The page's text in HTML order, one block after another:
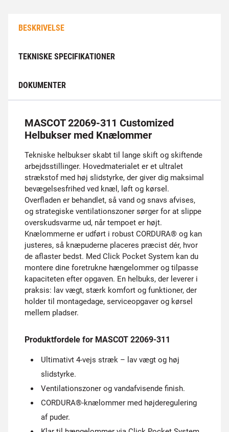
BESKRIVELSE
TEKNISKE SPECIFIKATIONER
DOKUMENTER
MASCOT 22069-311 Customized
Helbukser med Knælommer
Tekniske helbukser skabt til lange skift og skiftende
arbejdsstillinger. Hovedmaterialet er et ultralet
strækstof med høj slidstyrke, der giver dig maksimal
bevægelsesfrihed ved knæl, løft og kørsel.
Overfladen er behandlet, så vand og snavs afvises,
og strategiske ventilationszoner sørger for at slippe
overskudsvarme ud, når tempoet er højt.
Knælommerne er udført i robust CORDURA® og kan
justeres, så knæpuderne placeres præcist dér, hvor
de aflaster bedst. Med Click Pocket System kan du
montere dine foretrukne hængelommer og tilpasse
kapaciteten efter opgaven. En helbuks, der leverer i
praksis: lav vægt, stærk komfort og funktioner, der
holder til montagedage, serviceopgaver og kørsel
mellem pladser.
Produktfordele for MASCOT 22069-311
Ultimativt 4-vejs stræk – lav vægt og høj
slidstyrke.
Ventilationszoner og vandafvisende finish.
CORDURA®-knælommer med højderegulering
af puder.